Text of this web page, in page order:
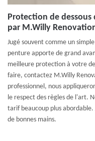
Protection de
par M.Willy
Jugé souvent comme un
penture apporte de grand
meilleure protection à votre
faire, contactez M.Willy
professionnel, nous
le respect des règles de l'art.
tarif beaucoup plus
de bonnes mains.